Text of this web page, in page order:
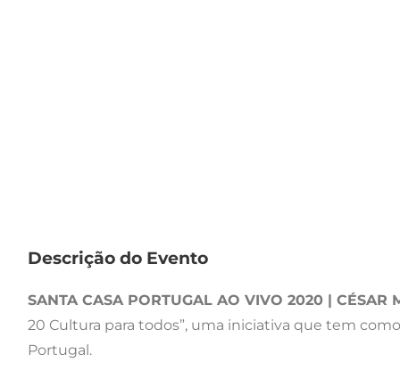
Descrição do Evento
SANTA CASA PORTUGAL AO VIVO 2020 | CÉSAR
20 Cultura para todos”, uma iniciativa que tem
Portugal.